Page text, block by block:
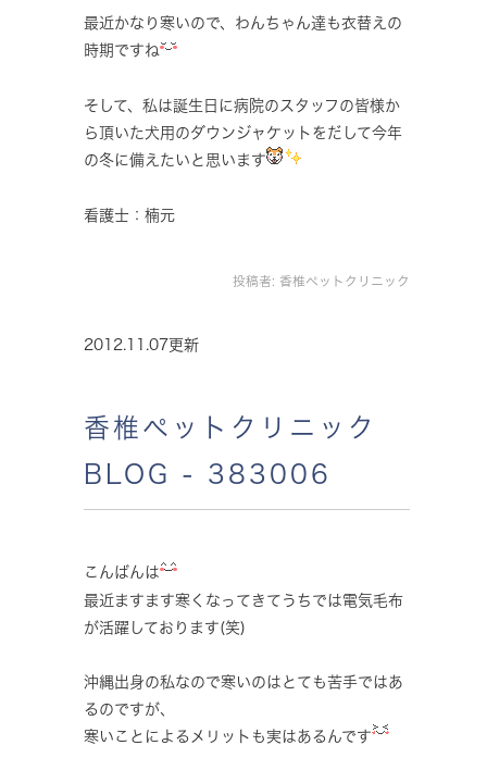
最近かなり寒いので、わんちゃん達も衣替えの
時期ですね
そして、私は誕生日に病院のスタッフの皆様か
ら頂いた犬用のダウンジャケットをだして今年
の冬に備えたいと思います
看護士：楠元
投稿者: 香椎ペットクリニック
2012.11.07更新
香椎ペットクリニック
BLOG - 383006
こんばんは
最近ますます寒くなってきてうちでは電気毛布
が活躍しております(笑)
沖縄出身の私なので寒いのはとても苦手ではあ
るのですが、
寒いことによるメリットも実はあるんです